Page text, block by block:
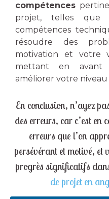
compétences
projet, telles que
compétences
résoudre des
motivation et votre
mettant en avant
améliorer votre niveau
En conclusion, n’ayez
des erreurs, car c’est en
erreurs que l’on
persévérant et motivé, et
progrès significatifs
de projet en